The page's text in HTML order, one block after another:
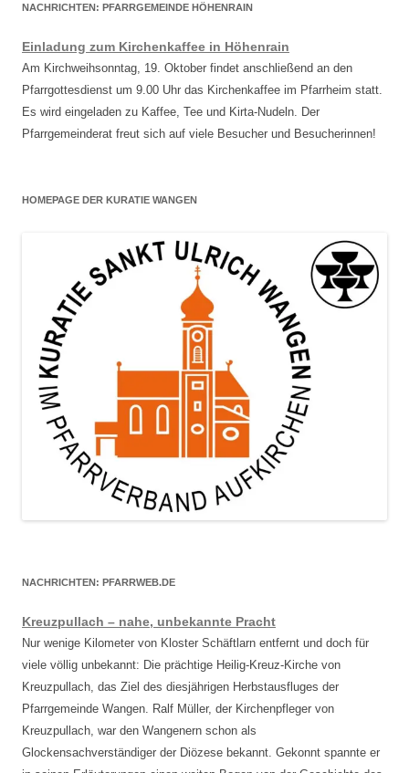
NACHRICHTEN: PFARRGEMEINDE HÖHENRAIN
Einladung zum Kirchenkaffee in Höhenrain
Am Kirchweihsonntag, 19. Oktober findet anschließend an den
Pfarrgottesdienst um 9.00 Uhr das Kirchenkaffee im Pfarrheim statt.
Es wird eingeladen zu Kaffee, Tee und Kirta-Nudeln. Der
Pfarrgemeinderat freut sich auf viele Besucher und Besucherinnen!
HOMEPAGE DER KURATIE WANGEN
NACHRICHTEN: PFARRWEB.DE
Kreuzpullach – nahe, unbekannte Pracht
Nur wenige Kilometer von Kloster Schäftlarn entfernt und doch für
viele völlig unbekannt: Die prächtige Heilig-Kreuz-Kirche von
Kreuzpullach, das Ziel des diesjährigen Herbstausfluges der
Pfarrgemeinde Wangen. Ralf Müller, der Kirchenpfleger von
Kreuzpullach, war den Wangenern schon als
Glockensachverständiger der Diözese bekannt. Gekonnt spannte er